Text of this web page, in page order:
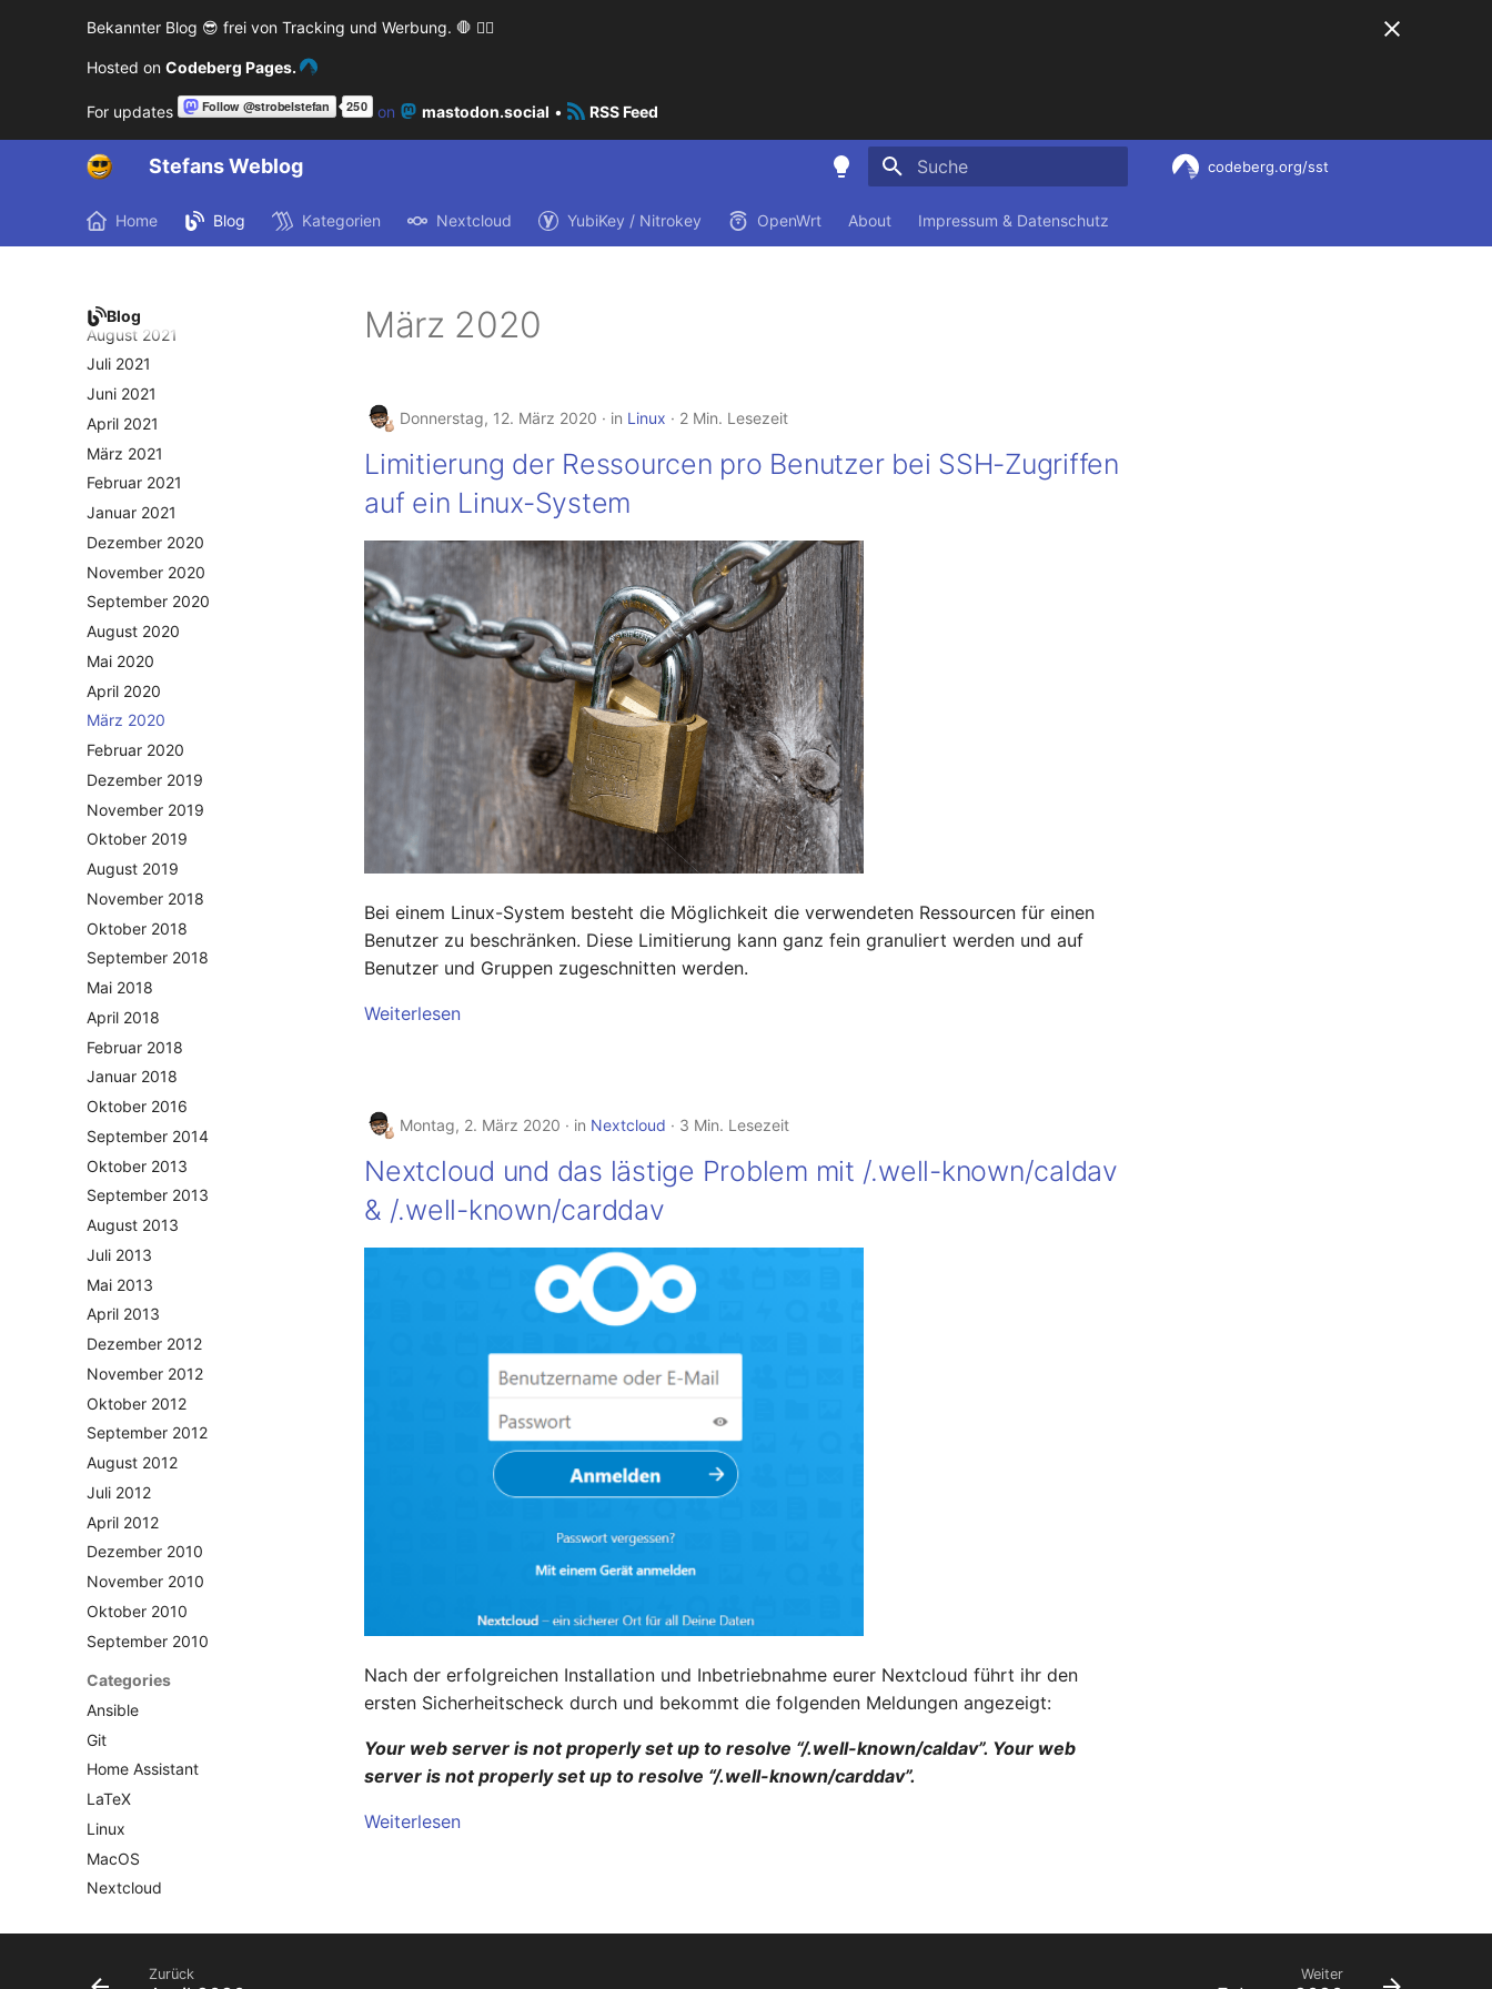
Bekannter Blog 😎 frei von Tracking und Werbung. 🛑 🙅‍♂️
Hosted on Codeberg Pages.
For updates on mastodon.social • RSS Feed
Stefans Weblog codeberg.org/sst
Home Blog Kategorien Nextcloud YubiKey / Nitrokey OpenWrt About Impressum & Datenschutz
Blog
Juni 2022
Mai 2022
März 2022
Februar 2022
Januar 2022
Dezember 2021
November 2021
September 2021
August 2021
Juli 2021
Juni 2021
April 2021
März 2021
Februar 2021
Januar 2021
Dezember 2020
November 2020
September 2020
August 2020
Mai 2020
April 2020
März 2020
Februar 2020
Dezember 2019
November 2019
Oktober 2019
August 2019
November 2018
Oktober 2018
September 2018
Mai 2018
April 2018
Februar 2018
Januar 2018
Oktober 2016
September 2014
Oktober 2013
September 2013
August 2013
Juli 2013
Mai 2013
April 2013
Dezember 2012
November 2012
Oktober 2012
September 2012
August 2012
Juli 2012
April 2012
Dezember 2010
November 2010
Oktober 2010
September 2010
Categories
Ansible
Git
Home Assistant
LaTeX
Linux
MacOS
Nextcloud
Pi-hole
März 2020
Donnerstag, 12. März 2020 in Linux 2 Min. Lesezeit
Limitierung der Ressourcen pro Benutzer bei SSH-Zugriffen
auf ein Linux-System
Bei einem Linux-System besteht die Möglichkeit die verwendeten Ressourcen für einen
Benutzer zu beschränken. Diese Limitierung kann ganz fein granuliert werden und auf
Benutzer und Gruppen zugeschnitten werden.
Weiterlesen
Montag, 2. März 2020 in Nextcloud 3 Min. Lesezeit
Nextcloud und das lästige Problem mit /.well-known/caldav
& /.well-known/carddav
Nach der erfolgreichen Installation und Inbetriebnahme eurer Nextcloud führt ihr den
ersten Sicherheitscheck durch und bekommt die folgenden Meldungen angezeigt:
Your web server is not properly set up to resolve “/.well-known/caldav”. Your web
server is not properly set up to resolve “/.well-known/carddav”.
Weiterlesen
Zurück Weiter